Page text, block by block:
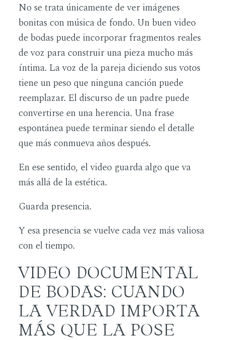
No se trata únicamente de ver imágenes
bonitas con música de fondo. Un buen video
de bodas puede incorporar fragmentos reales
de voz para construir una pieza mucho más
íntima. La voz de la pareja diciendo sus votos
tiene un peso que ninguna canción puede
reemplazar. El discurso de un padre puede
convertirse en una herencia. Una frase
espontánea puede terminar siendo el detalle
que más conmueva años después.
En ese sentido, el video guarda algo que va
más allá de la estética.
Guarda presencia.
Y esa presencia se vuelve cada vez más valiosa
con el tiempo.
VIDEO DOCUMENTAL
DE BODAS: CUANDO
LA VERDAD IMPORTA
MÁS QUE LA POSE